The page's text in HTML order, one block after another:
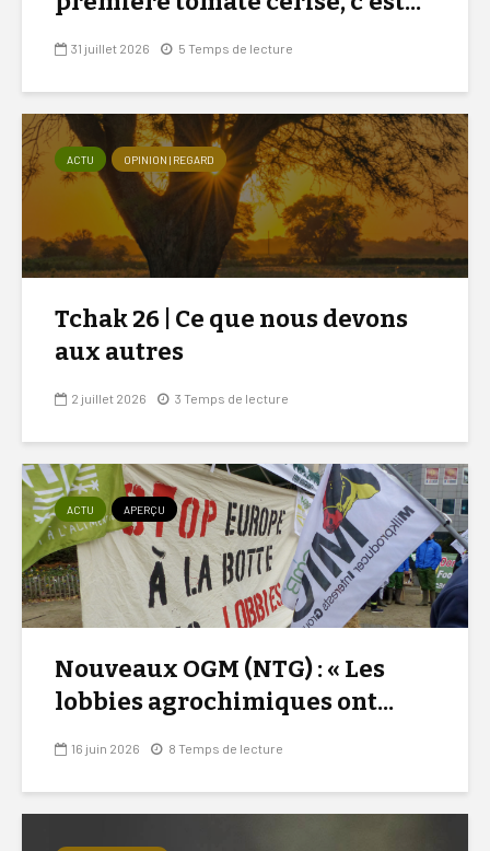
31 juillet 2026 5 Temps de lecture
ACTU OPINION | REGARD
Tchak 26 | Ce que nous devons
aux autres
2 juillet 2026 3 Temps de lecture
ACTU APERÇU
Nouveaux OGM (NTG) : « Les
lobbies agrochimiques ont...
16 juin 2026 8 Temps de lecture